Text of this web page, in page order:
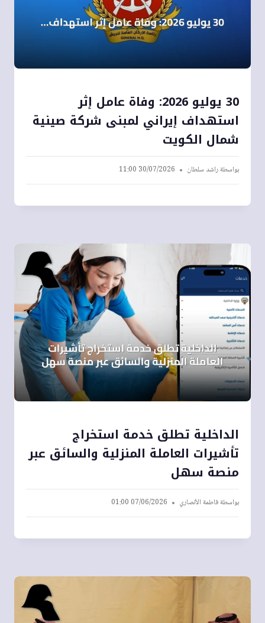
30 يوليو 2026: وفاة عامل إثر
استهداف إيراني لمبنى شركة صينية
شمال الكويت
بواسطةراشد سلطان 30/07/2026 11:00
الداخلية تطلق خدمة استخراج
تأشيرات العاملة المنزلية والسائق عبر
منصة سهل
بواسطةفاطمة الأنصاري 07/06/2026 01:00